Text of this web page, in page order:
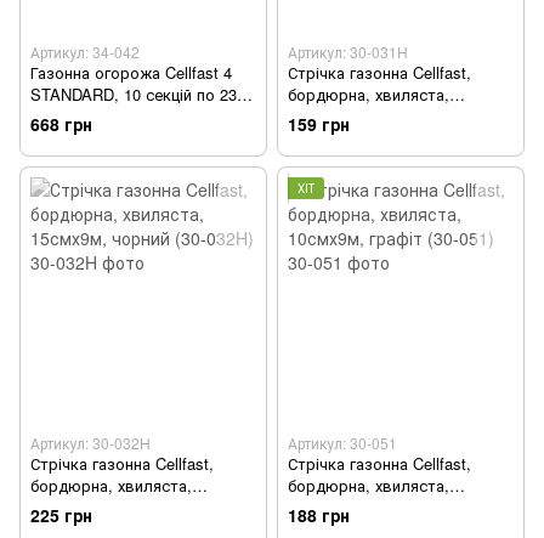
Артикул: 34-042
Газонна огорожа Cellfast 4
STANDARD, 10 секцій по 235
мм, 2.3м, зелений (34-042)
668 грн
Артикул: 30-031H
Стрічка газонна Cellfast,
бордюрна, хвиляста,
10смх9м, чорний (30-031H)
159 грн
Артикул: 30-032H
Стрічка газонна Cellfast,
бордюрна, хвиляста,
15смх9м, чорний (30-032H)
225 грн
ХІТ
Артикул: 30-051
Стрічка газонна Cellfast,
бордюрна, хвиляста,
10смх9м, графіт (30-051)
188 грн